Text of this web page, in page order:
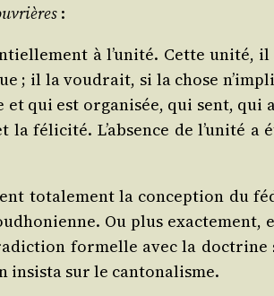
:
à l’u­ni­té. Cette uni­té,
; il la vou­drait, si la chose
et qui est orga­ni­sée, qui sent,
féli­ci­té. L’ab­sence de l’u­ni­té
tota­le­ment la concep­tion du
Ou plus exac­te­ment,
for­melle avec la
insis­ta sur le cantonalisme.